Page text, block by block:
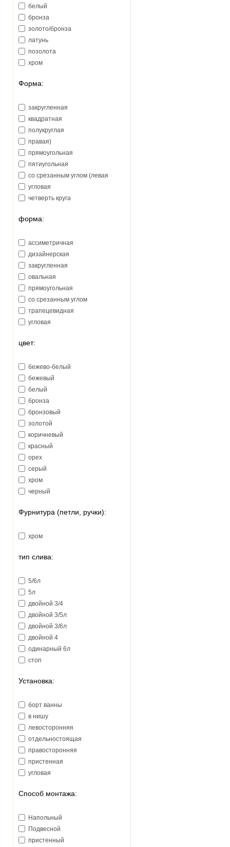
белый
бронза
золото/бронза
латунь
позолота
хром
Форма:
закругленная
квадратная
полукруглая
правая)
прямоугольная
пятиугольная
со срезанным углом (левая
угловая
четверть круга
форма:
ассиметричная
дизайнерская
закругленная
овальная
прямоугольная
со срезанным углом
трапецевидная
угловая
цвет:
бежево-белый
бежевый
белый
бронза
бронзовый
золотой
коричневый
красный
орех
серый
хром
черный
Фурнитура (петли, ручки):
хром
тип слива:
5/6л
5л
двойной 3/4
двойной 3/5л
двойной 3/6л
двойной 4
одинарный 6л
стоп
Установка:
борт ванны
в нишу
левосторонняя
отдельностоящая
правосторонняя
пристенная
угловая
Способ монтажа:
Напольный
Подвесной
пристенный